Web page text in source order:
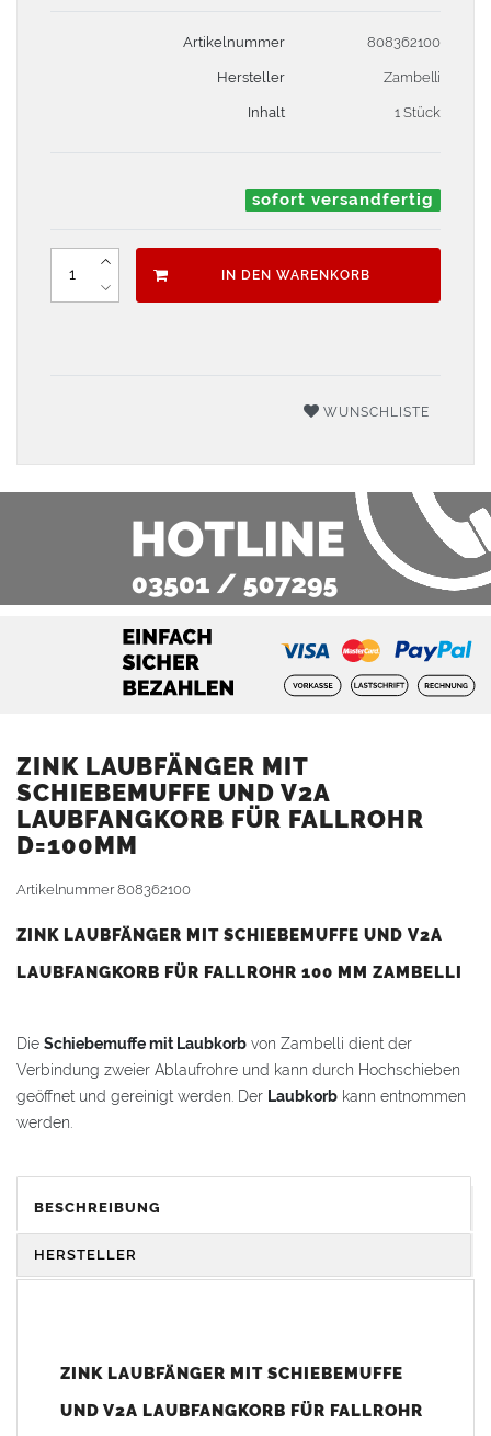
Artikelnummer 808362100
Hersteller Zambelli
Inhalt 1 Stück
sofort versandfertig
IN DEN WARENKORB
WUNSCHLISTE
ZINK LAUBFÄNGER MIT
SCHIEBEMUFFE UND V2A
LAUBFANGKORB FÜR FALLROHR
D=100MM
Artikelnummer808362100
ZINK LAUBFÄNGER MIT SCHIEBEMUFFE UND V2A
LAUBFANGKORB FÜR FALLROHR 100 MM ZAMBELLI
Die Schiebemuffe mit Laubkorb von Zambelli dient der
Verbindung zweier Ablaufrohre und kann durch Hochschieben
geöffnet und gereinigt werden. Der Laubkorb kann entnommen
werden.
fürFallrohrenach DIN 18461: Außendurchmesser100 mm
Vorteile:
DerLaubkorb
herausgenommen werden
BESCHREIBUNG
HERSTELLER
ZINK LAUBFÄNGER MIT SCHIEBEMUFFE
UND V2A LAUBFANGKORB FÜR FALLROHR